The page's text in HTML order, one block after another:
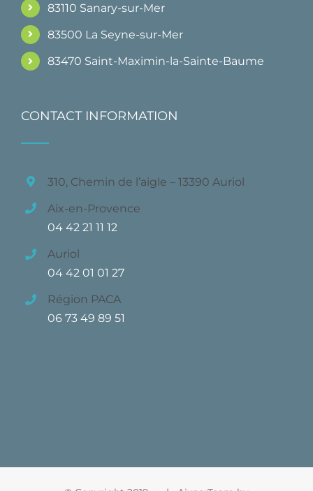
83110 Sanary-sur-Mer
83500 La Seyne-sur-Mer
83470 Saint-Maximin-la-Sainte-Baume
CONTACT INFORMATION
310, Chemin de l’aigle – 13390 Auriol
Aix-en-Provence
04 42 21 11 12
Auriol
04 42 01 01 27
Région PACA
06 73 49 89 51